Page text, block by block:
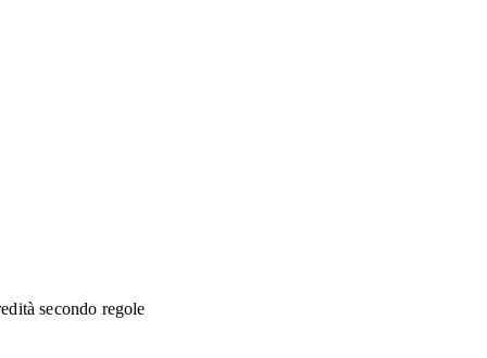
secondo regole